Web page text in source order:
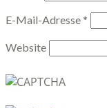
E-Mail-Adresse*
Website